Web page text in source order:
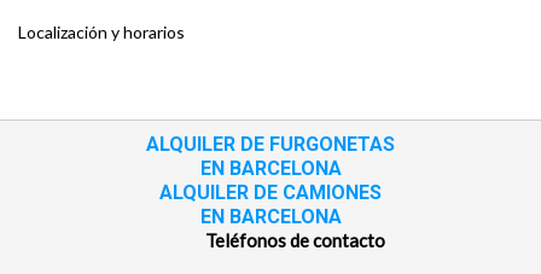
Localización y horarios
ALQUILER DE FURGONETAS
EN BARCELONA
ALQUILER DE CAMIONES
EN BARCELONA
Teléfonos de contacto